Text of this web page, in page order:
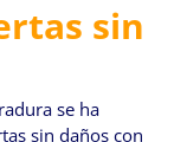
sin
se ha
sin daños con